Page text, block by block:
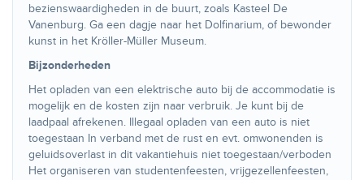
bezienswaardigheden in de buurt, zoals Kasteel De
Vanenburg. Ga een dagje naar het Dolfinarium, of bewonder
kunst in het Kröller-Müller Museum.
Bijzonderheden
Het opladen van een elektrische auto bij de accommodatie is
mogelijk en de kosten zijn naar verbruik. Je kunt bij de
laadpaal afrekenen. Illegaal opladen van een auto is niet
toegestaan In verband met de rust en evt. omwonenden is
geluidsoverlast in dit vakantiehuis niet toegestaan/verboden
Het organiseren van studentenfeesten, vrijgezellenfeesten,